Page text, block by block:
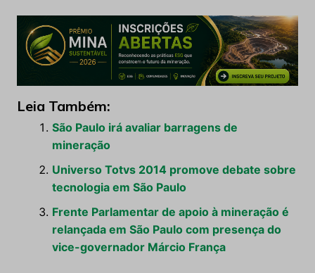
Leia Também:
São Paulo irá avaliar barragens de
mineração
Universo Totvs 2014 promove debate sobre
tecnologia em São Paulo
Frente Parlamentar de apoio à mineração é
relançada em São Paulo com presença do
vice-governador Márcio França